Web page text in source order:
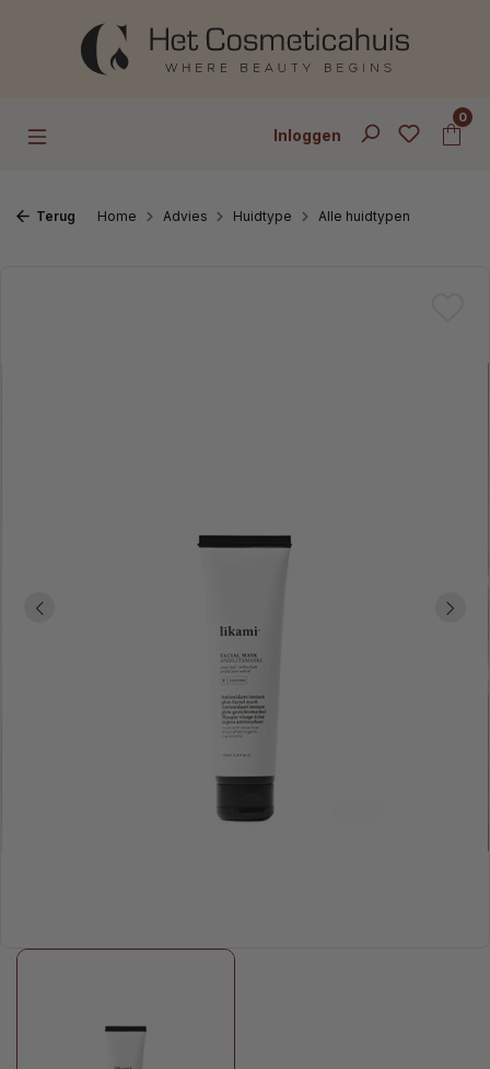
Ga naar de hoofdinhoud
Inloggen
0
Terug Home Advies Huidtype Alle huidtypen